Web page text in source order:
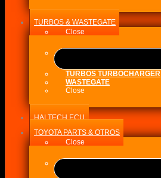
TURBOS & WASTEGATE
Close
TURBOS TURBOCHARGER
WASTEGATE
Close
HALTECH ECU
TOYOTA PARTS & OTROS
Close